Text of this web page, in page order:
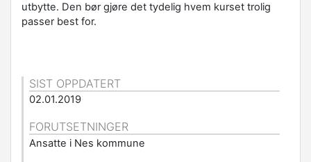
utbytte. Den bør gjøre det tydelig hvem kurset trolig
passer best for.
SIST OPPDATERT
02.01.2019
FORUTSETNINGER
Ansatte i Nes kommune